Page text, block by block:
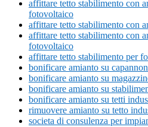
affittare tetto stabilimento con
fotovoltaico
affittare tetto stabilimento con
affittare tetto stabilimento con
fotovoltaico
affittare tetto stabilimento per
bonificare amianto su
bonificare amianto su
bonificare amianto su
bonificare amianto su tetti
rimuovere amianto su tetto
societa di consulenza per